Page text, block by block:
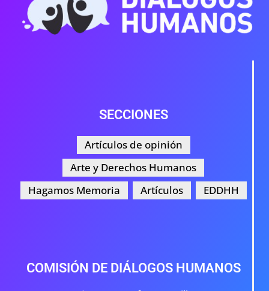
SECCIONES
Artículos de opinión
Arte y Derechos Humanos
Hagamos Memoria
Artículos EDDHH
COMISIÓN DE DIÁLOGOS HUMANOS